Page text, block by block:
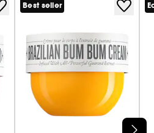
Best seller